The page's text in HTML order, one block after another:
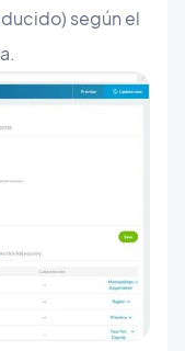
según el